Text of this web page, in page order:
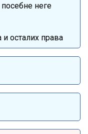
неге
и осталих права